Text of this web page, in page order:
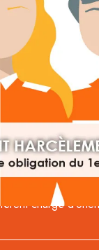
OBLIGATION
1er janvier 2019,
au moins 250
chargé